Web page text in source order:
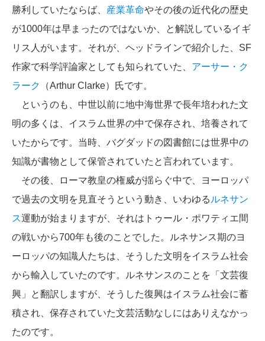
勝利していたならば、 産業革命やその後の近代化の歴史
が1000年は早まったのではないか、と解説しているイギ
リス人がいます。それが、ヘッドラインで紹介した、SF
作家で科学評論家としても知られていた、 アーサー・ク
ラーク
（Arthur Clarke）氏です。
というのも、中世以前に地中海世界で長年培われた文
明の多くは、イスラム世界の中で保存され、培養されて
いたからです。当時、バグダッドの図書館には世界中の
知識が書物として保管されていたと言われています。
その後、ローマ教皇の権威が揺らぐ中で、ヨーロッパ
で過去の文明を見直そうという動き、いわゆる ルネサン
ス運動が始まりますが、それはトゥール・ポワティエ間
の戦いから700年も後のことでした。ルネサンス期のヨ
ーロッパの知識人たちは、そうした文明をイスラム社会
から輸入していたのです。ルネサンスのことを「文芸復
興」と翻訳しますが、そうした復興はイスラム社会に蓄
積され、保存されていた文芸活動なしにはありえなかっ
たのです。